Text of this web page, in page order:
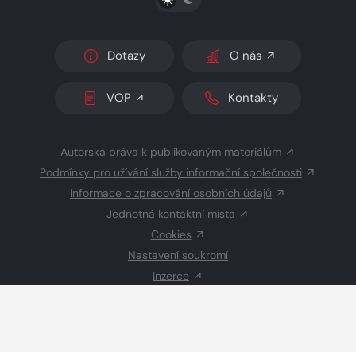
Dotazy O nás
VOP Kontakty
Autorská práva k publikovaným materiálům
Podmínky pro užívání služby informační společnosti
Informace o zpracování osobních údajů
Jednotná kontaktní místa
Cookies
Nastavení soukromí
Inzerce